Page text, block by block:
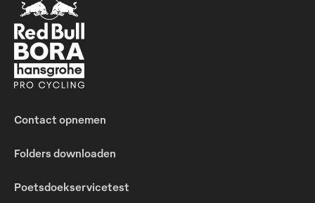
Contact opnemen
Folders downloaden
Poetsdoekservicetest